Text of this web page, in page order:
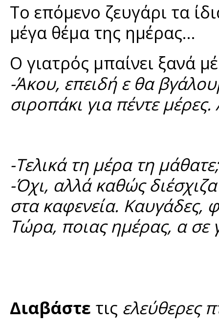
Το επόμενο ζευγάρι τα
μέγα θέμα της ημέρας...
Ο γιατρός μπαίνει ξανά
-Άκου, επειδή ε θα
σιροπάκι για πέντε
-Τελικά τη μέρα τη μάθατε;
-Όχι, αλλά καθώς
στα καφενεία. Καυγάδες,
Τώρα, ποιας ημέρας, α σε
Διαβάστε τις ελεύθερες